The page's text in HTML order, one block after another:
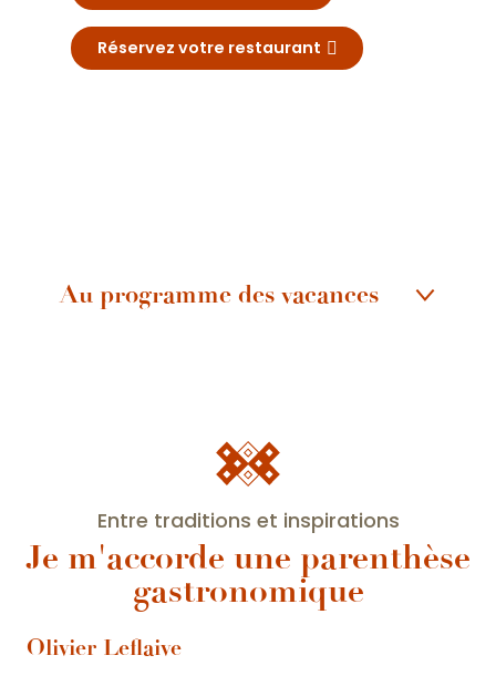
Réservez votre restaurant
Au programme des vacances
Activités pour les enfants
Entre traditions et inspirations
Je m'accorde une parenthèse
gastronomique
Olivier Leflaive